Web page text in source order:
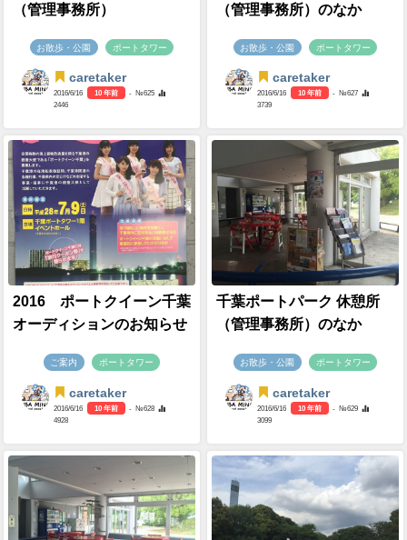
（管理事務所）
お散歩・公園 ポートタワー
caretaker
2016/6/16 10 年前
- №625
2446
（管理事務所）のなか
お散歩・公園 ポートタワー
caretaker
2016/6/16 10 年前
- №627
3739
2016 ポートクイーン千葉
オーディションのお知らせ
ご案内 ポートタワー
caretaker
2016/6/16 10 年前
- №628
4928
千葉ポートパーク 休憩所
（管理事務所）のなか
お散歩・公園 ポートタワー
caretaker
2016/6/16 10 年前
- №629
3099